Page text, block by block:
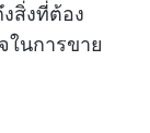
สิ่งที่ต้อง
ในการขาย